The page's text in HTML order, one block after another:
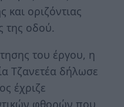
και οριζόντιας
της οδού.
του έργου, η
Τζανετέα δήλωσε
έχριζε
φθορών που